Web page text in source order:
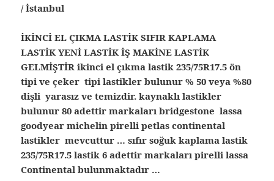
/ İstanbul
İKİNCİ EL ÇIKMA LASTİK SIFIR KAPLAMA
LASTİK YENİ LASTİK İŞ MAKİNE LASTİK
GELMİŞTİR ikinci el çıkma lastik 235/75R17.5 ön
tipi ve çeker tipi lastikler bulunur % 50 veya %80
dişli yarasız ve temizdir. kaynaklı lastikler
bulunur 80 adettir markaları bridgestone lassa
goodyear michelin pirelli petlas continental
lastikler mevcuttur … sıfır soğuk kaplama lastik
235/75R17.5 lastik 6 adettir markaları pirelli lassa
Continental bulunmaktadır …